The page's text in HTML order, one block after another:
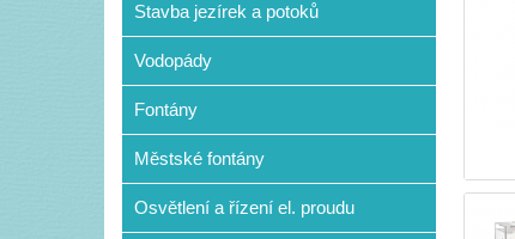
Stavba jezírek a potoků
Vodopády
Fontány
Městské fontány
Osvětlení a řízení el. proudu